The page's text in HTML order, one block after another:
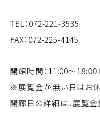
TEL： 072-221-3535
FAX：072-225-4145
開館時間：11:00～18:00
※展覧会が無い日はお休
開廊日の詳細は、 展覧会